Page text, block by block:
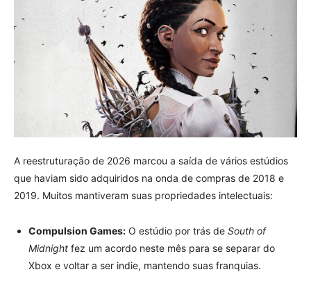
A reestruturação de 2026 marcou a saída de vários estúdios
que haviam sido adquiridos na onda de compras de 2018 e
2019. Muitos mantiveram suas propriedades intelectuais:
Compulsion Games: O estúdio por trás de South of
Midnight fez um acordo neste mês para se separar do
Xbox e voltar a ser indie, mantendo suas franquias.